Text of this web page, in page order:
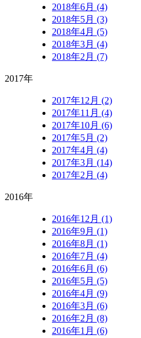
2018年6月 (4)
2018年5月 (3)
2018年4月 (5)
2018年3月 (4)
2018年2月 (7)
2017年
2017年12月 (2)
2017年11月 (4)
2017年10月 (6)
2017年5月 (2)
2017年4月 (4)
2017年3月 (14)
2017年2月 (4)
2016年
2016年12月 (1)
2016年9月 (1)
2016年8月 (1)
2016年7月 (4)
2016年6月 (6)
2016年5月 (5)
2016年4月 (9)
2016年3月 (6)
2016年2月 (8)
2016年1月 (6)